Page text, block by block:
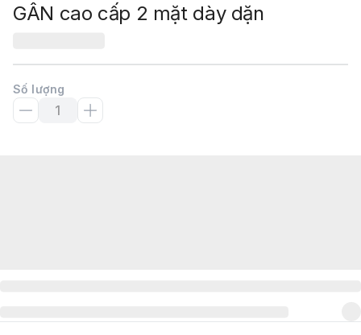
GÂN cao cấp 2 mặt dày dặn
Số lượng